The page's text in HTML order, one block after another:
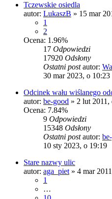
Tczewskie osiedla
autor: LukaszB » 15 mar
1
2
Ocena: 1.96%
17 Odpowiedzi
17920 Odsłony
Ostatni postautor:
30 mar 2023, o 10:23
Odcinek wału wiślanego
autor: be-good » 2 lut 2011,
Ocena: 7.84%
9 Odpowiedzi
15348 Odsłony
Ostatni postautor:
10 sty 2023, o 19:19
Stare nazwy ulic
autor: aga_piet » 4 mar
1
…